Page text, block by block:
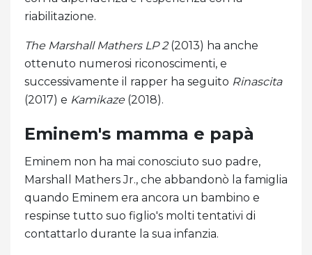
riabilitazione.
The Marshall Mathers LP 2(2013) ha anche
ottenuto numerosi riconoscimenti, e
successivamente il rapper ha seguito Rinascita
(2017) e Kamikaze(2018).
Eminem's mamma e papà
Eminem non ha mai conosciuto suo padre,
Marshall Mathers Jr., che abbandonò la famiglia
quando Eminem era ancora un bambino e
respinse tutto suo figlio's molti tentativi di
contattarlo durante la sua infanzia.